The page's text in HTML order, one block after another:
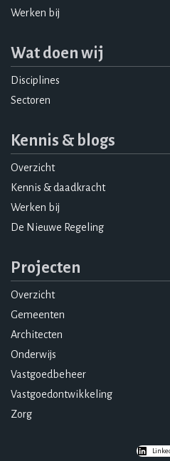
Werken bij
Wat doen wij
Disciplines
Sectoren
Kennis & blogs
Overzicht
Kennis & daadkracht
Werken bij
De Nieuwe Regeling
Projecten
Overzicht
Gemeenten
Architecten
Onderwijs
Vastgoedbeheer
Vastgoedontwikkeling
Zorg